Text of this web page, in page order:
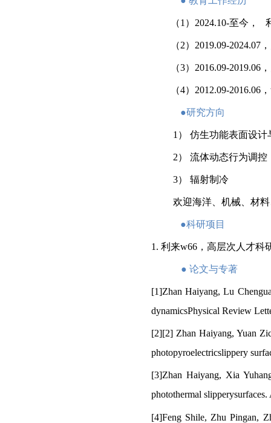
（1 ） 2024.10-至今，
（2） 2019.09-2024.07
（3） 2016.09-2019.06
（4） 2012.09-2016.06
●研究方向
1 ） 仿生功能表面设计
2） 流体动态行为调控
3） 辐射制冷
欢迎海洋、机械、材
●科研项目
1. 利来w66，高层次人才科
● 论文与专著
[1]Zhan Haiyang, Lu
dynamicsPhysical Review
[2][2] Zhan Haiyang, Yuan
photopyroelectricslippery
[3]Zhan Haiyang, Xia
photothermal
[4]Feng Shile, Zhu Pingan,